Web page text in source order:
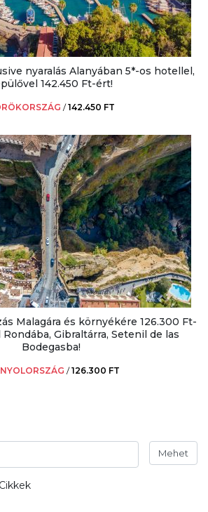
nyaralás Alanyában 5*-os hotellel,
142.450 Ft-ért!
/142.450 FT
Malagára és környékére 126.300 Ft-
Gibraltárra, Setenil de las
Bodegasba!
/126.300 FT
Mehet
Cikkek